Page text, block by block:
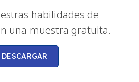
habilidades de
una muestra gratuita.
DESCARGAR